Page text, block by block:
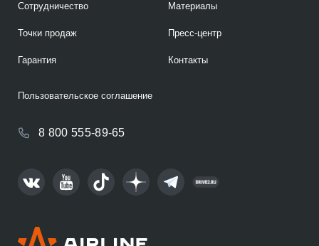
Сотрудничество
Точки продаж
Гарантия
Материалы
Пресс-центр
Контакты
8 800 555-89-65
Пользовательское соглашение